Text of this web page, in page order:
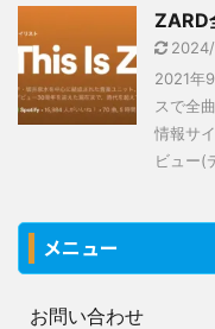
ZARD
2021年
スで全
情報サ
ビュー(
メニュー
お問い合わせ